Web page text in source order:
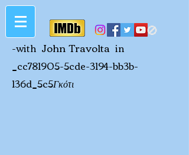
🚫
-with John Travolta in
_cc781905-5cde-3194-bb3b-
136d_5c5Γκότι